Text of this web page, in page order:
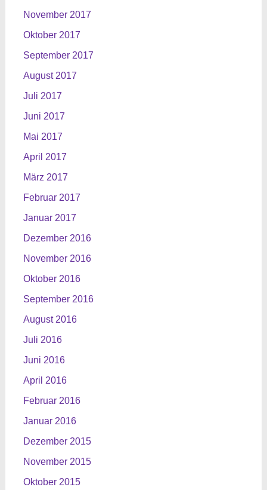
November 2017
Oktober 2017
September 2017
August 2017
Juli 2017
Juni 2017
Mai 2017
April 2017
März 2017
Februar 2017
Januar 2017
Dezember 2016
November 2016
Oktober 2016
September 2016
August 2016
Juli 2016
Juni 2016
April 2016
Februar 2016
Januar 2016
Dezember 2015
November 2015
Oktober 2015